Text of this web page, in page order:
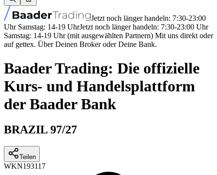
Jetzt noch länger handeln: 7:30-23:00
Uhr Samstag: 14-19 UhrJetzt noch länger handeln: 7:30-23:00 Uhr
Samstag: 14-19 Uhr (mit ausgewählten Partnern) Mit uns direkt oder
auf gettex. Über Deinen Broker oder Deine Bank.
Baader Trading: Die offizielle
Kurs- und Handelsplattform
der Baader Bank
BRAZIL 97/27
Teilen
WKN193117